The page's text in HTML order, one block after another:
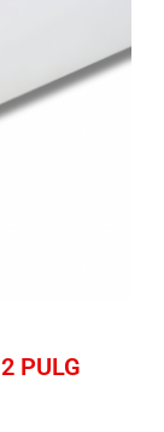
PULG